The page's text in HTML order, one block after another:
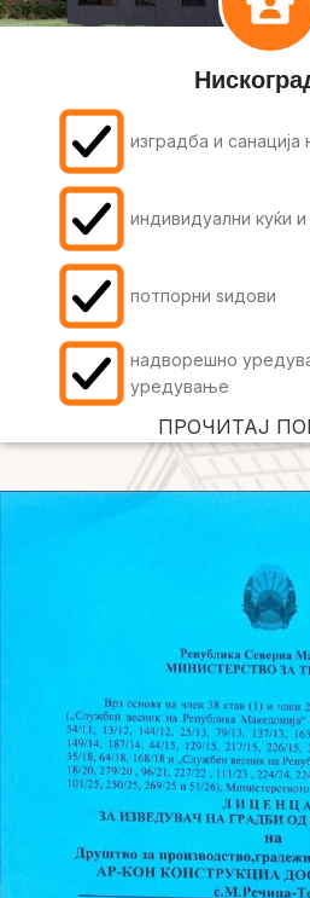
изградба и санација
индивидуални куќи и
потпорни ѕидови
надворешно
уредување
ПРОЧИТАЈ